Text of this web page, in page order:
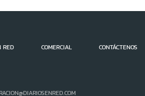
RED COMERCIAL CONTÁCTENOS